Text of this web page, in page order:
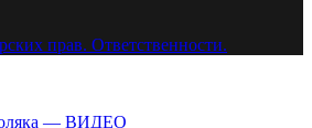
прав. Ответственности.
— ВИДЕО